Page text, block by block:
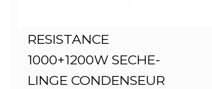
RESISTANCE
1000+1200W SECHE-
LINGE CONDENSEUR